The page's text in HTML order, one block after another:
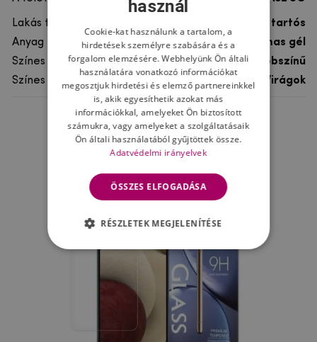
Lakás típusa
Gél, Ultra tartós
Anyag
rugalmas gél
Színes
többszínű
Színes motívum
Virágok
Ne felejtsd el
használ
Cookie-kat használunk a tartalom, a
hirdetések személyre szabására és a
forgalom elemzésére. Webhelyünk Ön általi
használatára vonatkozó információkat
megosztjuk hirdetési és elemző partnereinkkel
is, akik egyesíthetik azokat más
információkkal, amelyeket Ön biztosított
számukra, vagy amelyeket a szolgáltatásaik
Ön általi használatából gyűjtöttek össze.
Adatvédelmi irányelvek
ÖSSZES ELFOGADÁSA
RÉSZLETEK MEGJELENÍTÉSE